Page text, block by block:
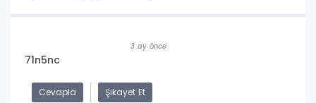
3 ay önce
71n5nc
Cevapla Şikayet Et